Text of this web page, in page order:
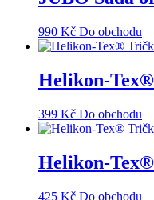
990 Kč Do obchodu
Helikon-
399 Kč Do obchodu
Helikon-
425 Kč Do obchodu